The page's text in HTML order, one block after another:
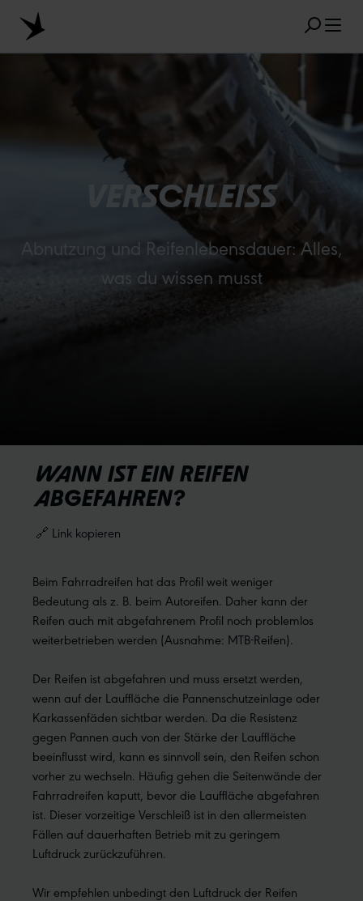
Zum Hauptinhalt springen
BELIEBTE SUCHANFRAGEN
MARATHON TUBELESS
RADIAL
RECYCLING
GRÖSSENBEZEICHNUNG
AEROTHAN
ALBERT
VERSCHLEISS
Abnutzung und Reifenlebensdauer: Alles,
was du wissen musst
WANN IST EIN REIFEN
ABGEFAHREN?
🔗 Link kopieren
Beim Fahrradreifen hat das Profil weit weniger
Bedeutung als z. B. beim Autoreifen. Daher kann der
Reifen auch mit abgefahrenem Profil noch problemlos
weiterbetrieben werden (Ausnahme: MTB-Reifen).
Der Reifen ist abgefahren und muss ersetzt werden,
wenn auf der Lauffläche die Pannenschutzeinlage oder
Karkassenfäden sichtbar werden. Da die Resistenz
gegen Pannen auch von der Stärke der Lauffläche
beeinflusst wird, kann es sinnvoll sein, den Reifen schon
vorher zu wechseln. Häufig gehen die Seitenwände der
Fahrradreifen kaputt, bevor die Lauffläche abgefahren
ist. Dieser vorzeitige Verschleiß ist in den allermeisten
Fällen auf dauerhaften Betrieb mit zu geringem
Luftdruck zurückzuführen.
Wir empfehlen unbedingt den Luftdruck der Reifen